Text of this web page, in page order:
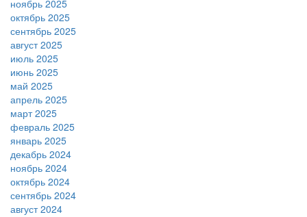
ноябрь 2025
октябрь 2025
сентябрь 2025
август 2025
июль 2025
июнь 2025
май 2025
апрель 2025
март 2025
февраль 2025
январь 2025
декабрь 2024
ноябрь 2024
октябрь 2024
сентябрь 2024
август 2024